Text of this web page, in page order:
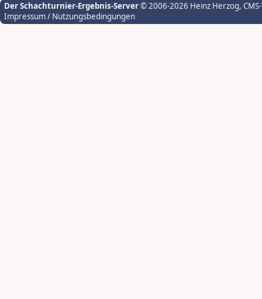
Der Schachturnier-Ergebnis-Server© 2006-2026 Heinz Herzog,
Impressum / Nutzungsbedingungen